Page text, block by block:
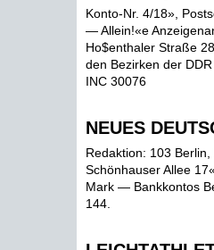
Konto-Nr. 4/18»,
— Allein!«e
Ho$enthaler Straße
den Bezirken der
INC 30076
NEUES
Redaktion: 103
Schönhauser Allee
Mark — Bankkontos
144.